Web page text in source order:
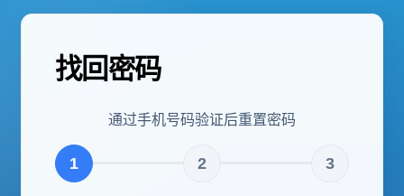
找回密码
通过手机号码验证后重置密码
1 2 3